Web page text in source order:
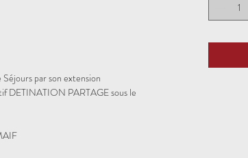
par son extension
DETINATION PARTAGE sous le